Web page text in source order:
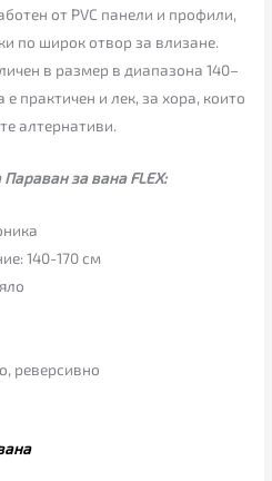
от PVC панели и профили,
по широк отвор за влизане.
в размер в диапазона 140–
практичен и лек, за хора, които
алтернативи.
за вана FLEX:
140-170 см
реверсивно